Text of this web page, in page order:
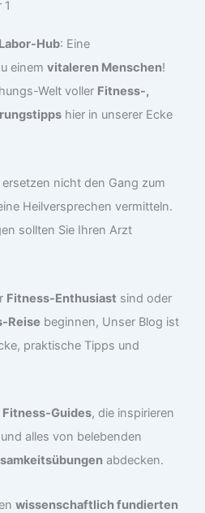
Labor-Hub: Eine
einemvitaleren Menschen!
Welt voller Fitness-,
hier in unserer Ecke
ersetzen nicht den Gang zum
Heilversprechen vermitteln.
sollten Sie Ihren Arzt
Fitness-Enthusiast sind oder
Reise beginnen, Unser Blog ist
praktische Tipps und
Fitness-Guides, die inspirieren
alles von belebenden
abdecken.
wissenschaftlich fundierten